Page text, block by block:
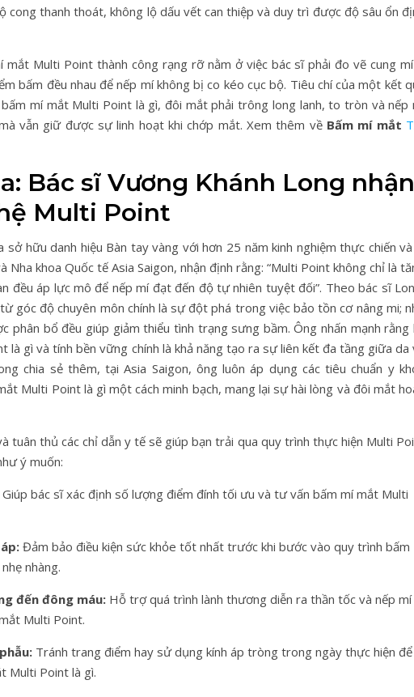
cong thanh thoát, không lộ dấu vết can thiệp và duy trì được độ sâu ổn
mắt Multi Point thành công rạng rỡ nằm ở việc bác sĩ phải đo vẽ cung
bấm đều nhau để nếp mí không bị co kéo cục bộ. Tiêu chí của một kết
mí mắt Multi Point là gì, đôi mắt phải trông long lanh, to tròn và nếp
vẫn giữ được sự linh hoạt khi chớp mắt. Xem thêm về Bấm mí mắt
Bác sĩ Vương Khánh Long nhận
Multi Point
sở hữu danh hiệu Bàn tay vàng với hơn 25 năm kinh nghiệm thực chiến
Nha khoa Quốc tế Asia Saigon, nhận định rằng: “Multi Point không chỉ là
đều áp lực mô để nếp mí đạt đến độ tự nhiên tuyệt đối”. Theo bác sĩ
góc độ chuyên môn chính là sự đột phá trong việc bảo tồn cơ nâng mi;
phân bổ đều giúp giảm thiểu tình trạng sưng bầm. Ông nhấn mạnh rằng
là gì và tính bền vững chính là khả năng tạo ra sự liên kết đa tầng giữa da
chia sẻ thêm, tại Asia Saigon, ông luôn áp dụng các tiêu chuẩn y
Multi Point là gì một cách minh bạch, mang lại sự hài lòng và đôi mắt
tuân thủ các chỉ dẫn y tế sẽ giúp bạn trải qua quy trình thực hiện Multi
ý muốn:
Giúp bác sĩ xác định số lượng điểm đính tối ưu và tư vấn bấm mí mắt Multi
Đảm bảo điều kiện sức khỏe tốt nhất trước khi bước vào quy trình bấm
nhàng.
đến đông máu: Hỗ trợ quá trình lành thương diễn ra thần tốc và nếp mí
Multi Point.
Tránh trang điểm hay sử dụng kính áp tròng trong ngày thực hiện để
Multi Point là gì.